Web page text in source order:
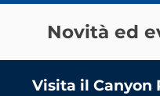
Novità ed
Visita il Canyon